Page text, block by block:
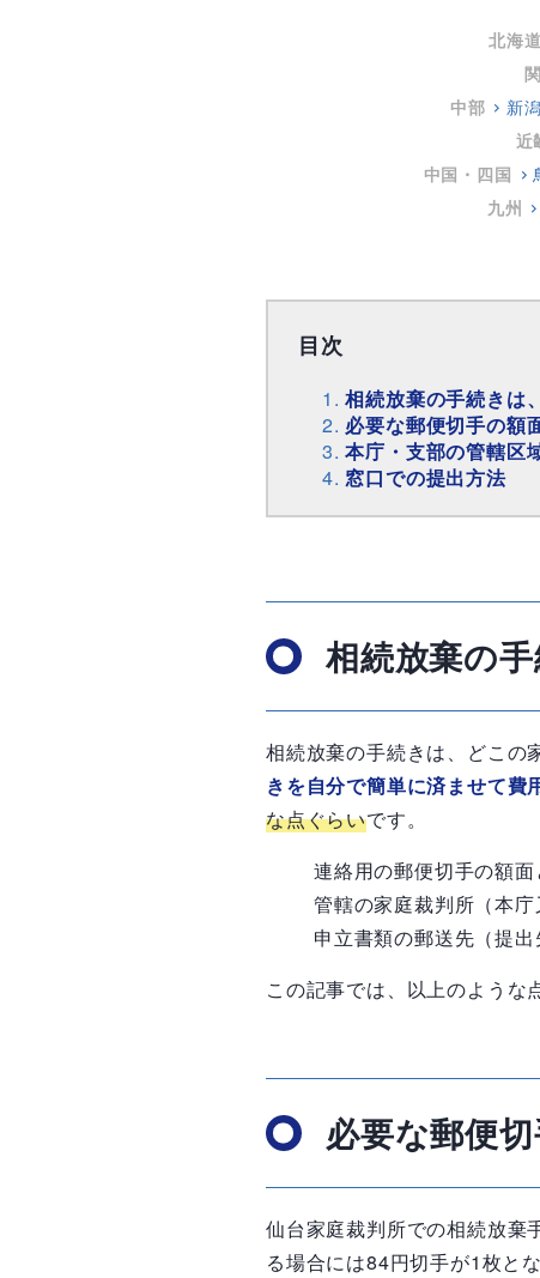
北海
中部
新
近
中国・四国
九州
目次
相続放棄の手続きは
必要な郵便切手の額
本庁・支部の管轄区
窓口での提出方法
相続放棄の
相続放棄の手続きは、どこの
きを自分で簡単に済ませて費
な点ぐらいです。
連絡用の郵便切手の額面
管轄の家庭裁判所（本庁
申立書類の郵送先（提出
この記事では、以上のような
必要な郵便
仙台家庭裁判所での相続放棄
る場合には84円切手が1枚と